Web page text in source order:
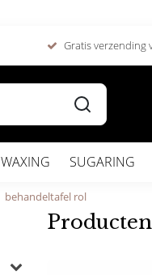
Gratis verzending
WAXING SUGARING
behandeltafel rol